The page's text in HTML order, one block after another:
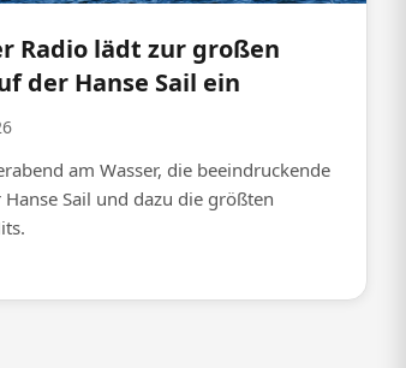
Radio lädt zur großen
der Hanse Sail ein
am Wasser, die beeindruckende
Hanse Sail und dazu die größten